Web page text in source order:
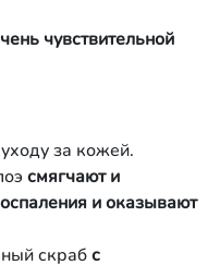
чувствительной
за кожей.
смягчают и
и оказывают
скрабс